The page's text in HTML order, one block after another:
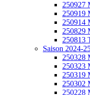
250927
250919
250914
250829
250813
Saison 2024-
250328
250323
250319
250302
250228